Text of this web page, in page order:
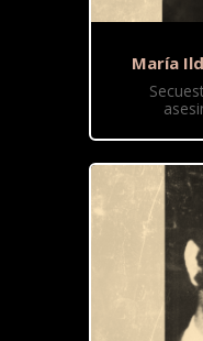
María